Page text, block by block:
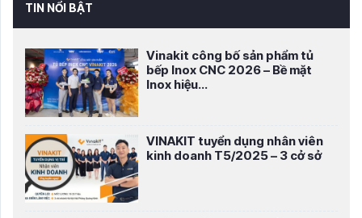
TIN NỔI BẬT
Vinakit công bố sản phẩm tủ
bếp Inox CNC 2026 – Bề mặt
Inox hiệu...
VINAKIT tuyển dụng nhân viên
kinh doanh T5/2025 – 3 cở sở